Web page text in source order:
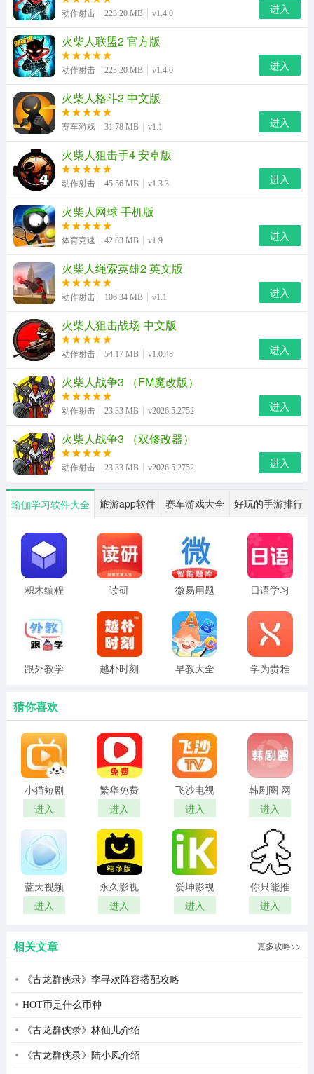
怎么控制僵尸
首先在游戏中随机进入一个副本，点击弹出的按钮。
就可以召唤出僵尸了，僵尸会和敌人战斗。
怎么召唤国王
通过游戏里面的特定模式才能出现国王呦
如何获得银甲大帝
1、首先我们要前往商店点击购买银甲大帝。
2、然后我们再点击左边的闪电标志。
3、最后我们再点击银甲大帝即可完成召唤。
火柴人战争遗产内置mod菜单特色
1、强力火柴人英雄，任意布阵搭配阵容;
2、丰富关卡任务，无尽模式，烧脑挑战;
3、守卫部落家园，合理布阵排兵对抗外敌;
4、解锁更多兵种，自由组合搭配多种玩法!
火柴人战争遗产内置mod菜单亮点
矿工淘金热：矿工采矿速度加倍，持续30s。
剑士暴怒：剑士攻击速度翻倍，持续20s。
弓箭手剑雨：发出一连串弓箭，持续5s。
矛士狂怒：矛士投掷长毛，伤害力翻倍，持续20s。
雕像炮塔：雕像恢复一部分生命值，并通过发射强烈的激
光自我保护，持续20s。
meric：召唤强大的治疗部队。
黄金矛士：从勋章军队行列召唤传说中的黄金矛士。
召唤精英：从westwind召唤一队精英战士。
火柴人战争遗产内置mod菜单玩法
1、打法攻略
前期打法：
一开始最好先出个矛，然后出8个矿工(因为一个矿最多只
能两个同时挖，太多的话矿工会跑到对面的矿区去挖)
然后等敌人来了后控制矛兵，然后让矿工撤退，让城堡弓
兵射，你就顶个盾吸引伤害不让敌人打雕像就行了
巨人打法：
开局出矛兵，直接冲对面家，吸引巨人仇恨，反正巨人伤
害没多高，普通30多，盾格挡了也就8,9点血，然后一直疯
狂出兵出到上限，最后一起进攻
矛兵打法：
出弓箭
法师打法：
动作射击 223.20 MB v1.4.0 进入
火柴人联盟2 官方版
动作射击 223.20 MB v1.4.0 进入
火柴人格斗2 中文版
赛车游戏 31.78 MB v1.1 进入
火柴人狙击手4 安卓版
动作射击 45.56 MB v1.3.3 进入
火柴人网球 手机版
体育竞速 42.83 MB v1.9 进入
火柴人绳索英雄2 英文版
动作射击 106.34 MB v1.1 进入
火柴人狙击战场 中文版
动作射击 54.17 MB v1.0.48 进入
火柴人战争3 （FM魔改版）
动作射击 23.33 MB v2026.5.2752 进入
火柴人战争3 （双修改器）
动作射击 23.33 MB v2026.5.2752 进入
瑜伽学习软件大全 旅游app软件 赛车游戏大全 好玩的手游排行
积木编程 读研
微易用题
日语学习
跟外教学 越朴时刻 早教大全
学为贵雅
猜你喜欢
小猫短剧
红包版
进入
繁华免费
短剧 在线
观看
进入
飞沙电视
tv官网版
进入
韩剧圈 网
页版
进入
蓝天视频
免费无广
告追剧
进入
永久影视
电视版
进入
爱坤影视
官网入口
进入
你只能推
搡
进入
相关文章 更多攻略>>
《古龙群侠录》李寻欢阵容搭配攻略
HOT币是什么币种
《古龙群侠录》林仙儿介绍
《古龙群侠录》陆小凤介绍